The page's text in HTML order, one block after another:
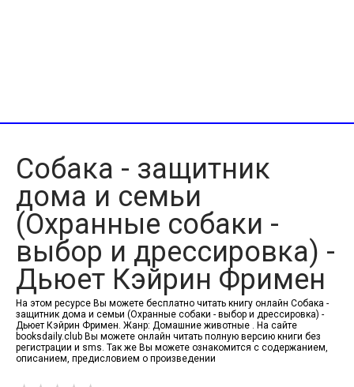
Собака - защитник
дома и семьи
(Охранные собаки -
выбор и дрессировка) -
Дьюет Кэйрин Фримен
На этом ресурсе Вы можете бесплатно читать книгу онлайн Собака -
защитник дома и семьи (Охранные собаки - выбор и дрессировка) -
Дьюет Кэйрин Фримен. Жанр: Домашние животные . На сайте
booksdaily.club Вы можете онлайн читать полную версию книги без
регистрации и sms. Так же Вы можете ознакомится с содержанием,
описанием, предисловием о произведении